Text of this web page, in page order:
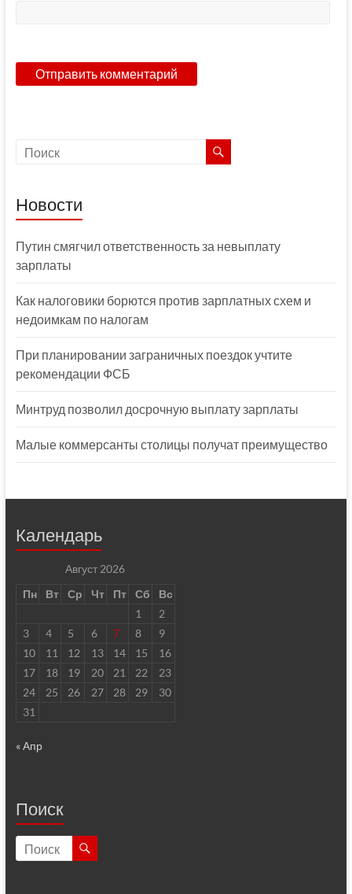
Новости
Путин смягчил ответственность за невыплату
зарплаты
Как налоговики борются против зарплатных схем и
недоимкам по налогам
При планировании заграничных поездок учтите
рекомендации ФСБ
Минтруд позволил досрочную выплату зарплаты
Малые коммерсанты столицы получат преимущество
Календарь
Август 2026
Пн
Вт Ср Чт Пт Сб
Вс
1
2
3
4 5 6 7 8
9
10
11 12 13 14 15
16
17
18 19 20 21 22
23
24
25 26 27 28 29
30
31
« Апр
Поиск